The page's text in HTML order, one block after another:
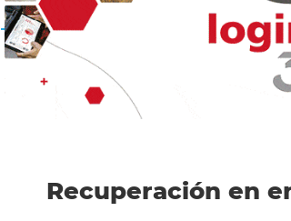
Recuperación en